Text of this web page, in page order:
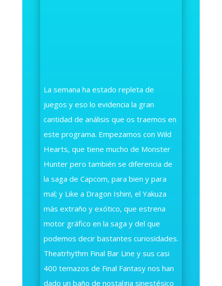
La semana ha estado repleta de
juegos y eso lo evidencia la gran
cantidad de análisis que os traemos en
este programa. Empezamos con Wild
Hearts, que tiene mucho de Monster
Hunter pero también se diferencia de
la saga de Capcom, para bien y para
mal; y Like a Dragon Ishin!, el Yakuza
más extraño y exótico, que estrena
motor gráfico en la saga y del que
podemos decir bastantes curiosidades.
Theatrhythm Final Bar Line y sus casi
400 temazos de Final Fantasy nos han
dado un baño de nostalgia sinestésico